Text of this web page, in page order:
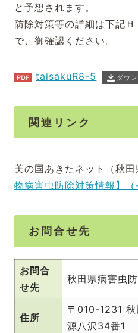
と予想されます。
防除対策等の詳細は下記
で、御確認ください。
taisakuR8-5 ダウ
関連リンク
美の国あきたネット（秋田
物病害虫防除対策情報】
お問合せ先
お問合
せ先
秋田県病害虫
住所
〒010-1231 秋
源八沢34番1